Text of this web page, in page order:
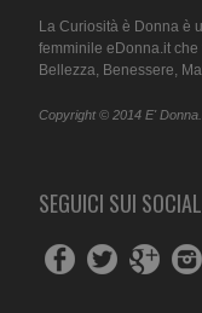
La Curiosità è Donna è
femminile eDonna.it che
Bellezza, Benessere,
Copyright © 2014 E'
SEGUICI SUI SOCIAL